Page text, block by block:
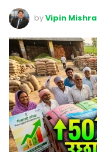
byVipin Mishra